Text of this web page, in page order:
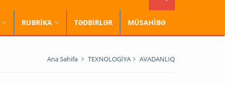
RUBRİKA TƏDBİRLƏR MÜSAHİBƏ
Ana Səhifə TEXNOLOGİYA AVADANLIQ